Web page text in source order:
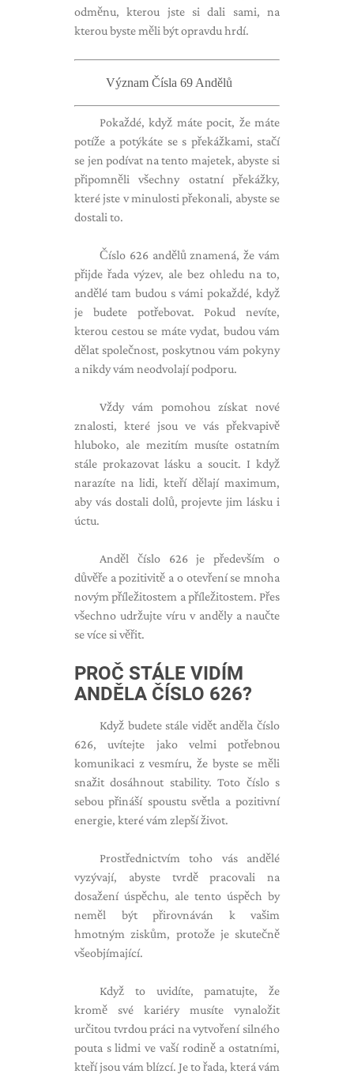
odměnu, kterou jste si dali sami, na
kterou byste měli být opravdu hrdí.
Význam Čísla 69 Andělů
Pokaždé, když máte pocit, že máte
potíže a potýkáte se s překážkami, stačí
se jen podívat na tento majetek, abyste si
připomněli všechny ostatní překážky,
které jste v minulosti překonali, abyste se
dostali to.
Číslo 626 andělů znamená, že vám
přijde řada výzev, ale bez ohledu na to,
andělé tam budou s vámi pokaždé, když
je budete potřebovat. Pokud nevíte,
kterou cestou se máte vydat, budou vám
dělat společnost, poskytnou vám pokyny
a nikdy vám neodvolají podporu.
Vždy vám pomohou získat nové
znalosti, které jsou ve vás překvapivě
hluboko, ale mezitím musíte ostatním
stále prokazovat lásku a soucit. I když
narazíte na lidi, kteří dělají maximum,
aby vás dostali dolů, projevte jim lásku i
úctu.
Anděl číslo 626 je především o
důvěře a pozitivitě a o otevření se mnoha
novým příležitostem a příležitostem. Přes
všechno udržujte víru v anděly a naučte
se více si věřit.
PROČ STÁLE VIDÍM
ANDĚLA ČÍSLO 626?
Když budete stále vidět anděla číslo
626, uvítejte jako velmi potřebnou
komunikaci z vesmíru, že byste se měli
snažit dosáhnout stability. Toto číslo s
sebou přináší spoustu světla a pozitivní
energie, které vám zlepší život.
Prostřednictvím toho vás andělé
vyzývají, abyste tvrdě pracovali na
dosažení úspěchu, ale tento úspěch by
neměl být přirovnáván k vašim
hmotným ziskům, protože je skutečně
všeobjímající.
Když to uvidíte, pamatujte, že
kromě své kariéry musíte vynaložit
určitou tvrdou práci na vytvoření silného
pouta s lidmi ve vaší rodině a ostatními,
kteří jsou vám blízcí. Je to řada, která vám